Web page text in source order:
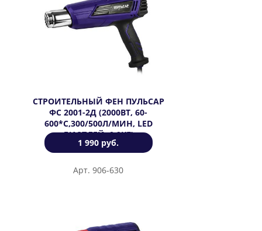
СТРОИТЕЛЬНЫЙ ФЕН ПУЛЬСАР
ФС 2001-2Д (2000ВТ, 60-
600*C,300/500Л/МИН, LED
ДИСПЛЕЙ, 0,9КГ)
1 990 руб.
Арт. 906-630